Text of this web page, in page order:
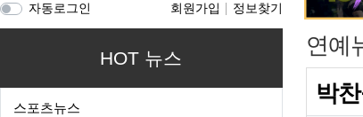
연예
박
자동로그인 회원가입 정보찾기
HOT 뉴스
스포츠뉴스